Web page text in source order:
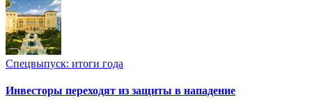
Спецвыпуск: итоги года
Инвесторы переходят из защиты в нападение